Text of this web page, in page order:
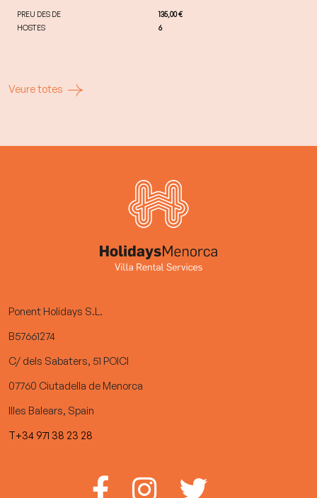
PREU DES DE
135,00 €
HOSTES
6
Veure totes
Ponent Holidays S.L.
B57661274
C/ dels Sabaters, 51 POICI
07760 Ciutadella de Menorca
Illes Balears, Spain
T+34 971 38 23 28